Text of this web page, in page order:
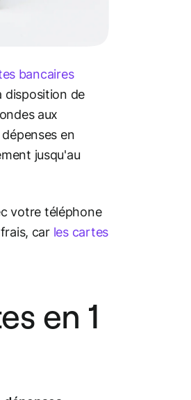
bancaires
disposition de
aux
en
jusqu'au
votre téléphone
car les cartes
en 1